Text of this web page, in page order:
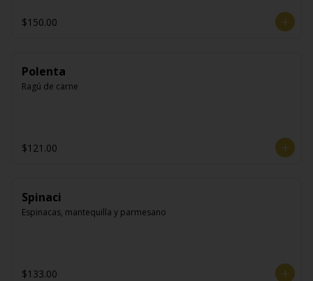
$150.00
Polenta
Ragú de carne
$121.00
Spinaci
Espinacas, mantequilla y parmesano
$133.00